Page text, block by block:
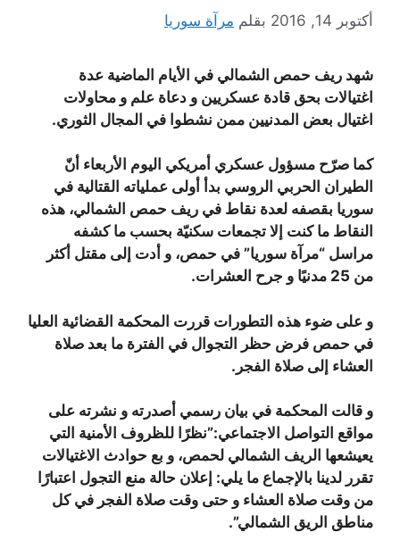
أكتوبر 14, 2016 بقلم مرآة سوريا
شهد ريف حمص الشمالي في الأيام الماضية عدة
اغتيالات بحق قادة عسكريين و دعاة علم و محاولات
اغتيال بعض المدنيين ممن نشطوا في المجال الثوري.
كما صرّح مسؤول عسكري أمريكي اليوم الأربعاء أنّ
الطيران الحربي الروسي بدأ أولى عملياته القتالية في
سوريا بقصفه لعدة نقاط في ريف حمص الشمالي، هذه
النقاط ما كنت إلا تجمعات سكنيّة بحسب ما كشفه
مراسل “مرآة سوريا” في حمص، و أدت إلى مقتل أكثر
من 25 مدنيًا و جرح العشرات.
و على ضوء هذه التطورات قررت المحكمة القضائية العليا
في حمص فرض حظر التجوال في الفترة ما بعد صلاة
العشاء إلى صلاة الفجر.
و قالت المحكمة في بيان رسمي أصدرته و نشرته على
مواقع التواصل الاجتماعي:”نظرًا للظروف الأمنية التي
يعيشعها الريف الشمالي لحمص، و بع حوادث الاغتيالات
تقرر لدينا بالإجماع ما يلي: إعلان حالة منع التجول اعتبارًا
من وقت صلاة العشاء و حتى وقت صلاة الفجر في كل
مناطق الريق الشمالي”.